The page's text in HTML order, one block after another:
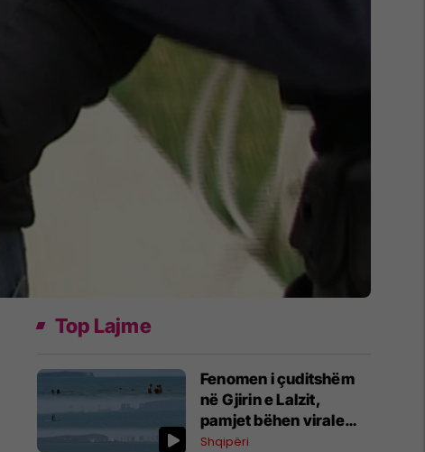
Top Lajme
Fenomen i çuditshëm
në Gjirin e Lalzit,
pamjet bëhen virale
(Video)
Shqipëri